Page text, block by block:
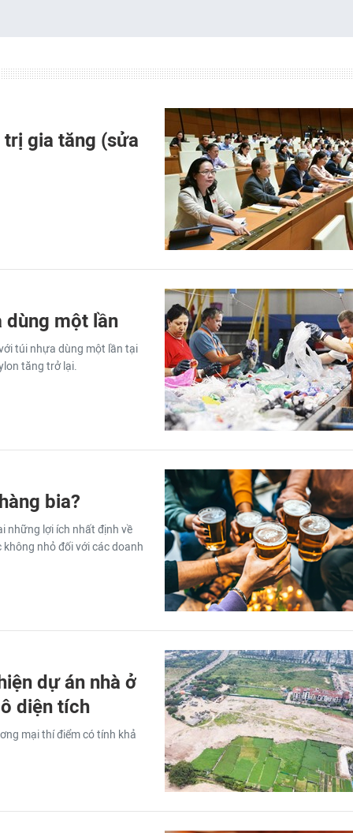
trị gia tăng (sửa
dùng một lần
túi nhựa dùng một lần tại
tăng trở lại.
bia?
những lợi ích nhất định về
nhỏ đối với các doanh
dự án nhà ở
diện tích
mại thí điểm có tính khả